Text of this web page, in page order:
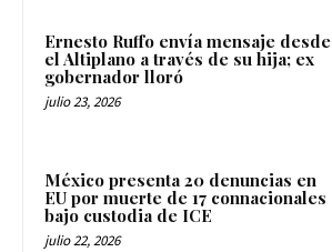
Ernesto Ruffo envía mensaje desde
el Altiplano a través de su hija; ex
gobernador lloró
julio 23, 2026
México presenta 20 denuncias en
EU por muerte de 17 connacionales
bajo custodia de ICE
julio 22, 2026